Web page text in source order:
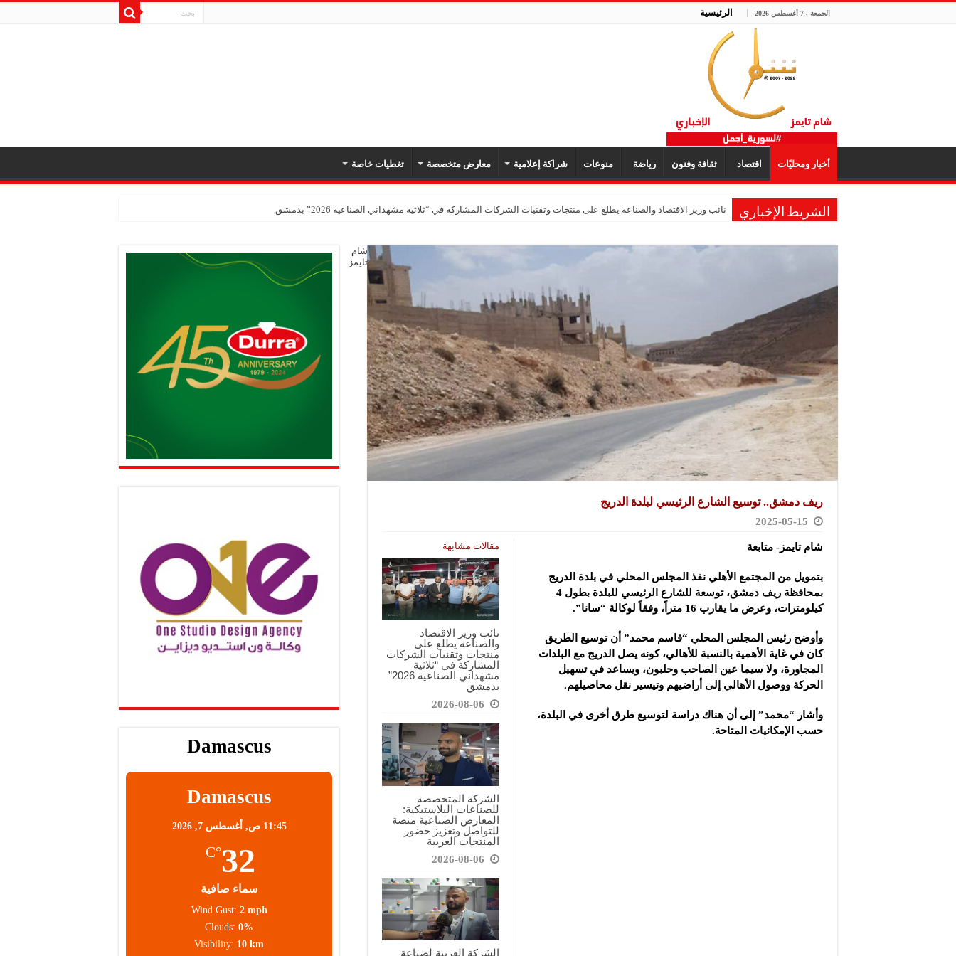
الجمعة , 7 أغسطس 2026 الرئيسية
أخبار ومحليّات اقتصاد ثقافة وفنون رياضة منوعات شراكة إعلامية معارض متخصصة تغطيات خاصة
الشريط الإخباري نائب وزير الاقتصاد والصناعة يطلع على منتجات وتقنيات الشركات المشاركة في “ثلاثية مشهداني الصناعية 2026” بدمشق
ريف دمشق.. توسيع الشارع الرئيسي لبلدة الدريج
2025-05-15
مقالات مشابهة
نائب وزير الاقتصاد
والصناعة يطلع على
منتجات وتقنيات الشركات
المشاركة في “ثلاثية
مشهداني الصناعية 2026”
بدمشق
2026-08-06
الشركة المتخصصة
للصناعات البلاستيكية:
المعارض الصناعية منصة
للتواصل وتعزيز حضور
المنتجات العربية
2026-08-06
الشركة العربية لصناعة
شام تايمز- متابعة
بتمويل من المجتمع الأهلي نفذ المجلس المحلي في بلدة الدريج
بمحافظة ريف دمشق
، توسعة للشارع الرئيسي للبلدة بطول 4
كيلومترات، وعرض ما يقارب 16 متراً، وفقاً لوكالة “سانا”.
وأوضح رئيس المجلس المحلي “قاسم محمد” أن توسيع الطريق
كان في غاية الأهمية بالنسبة للأهالي، كونه يصل الدريج مع البلدات
المجاورة، ولا سيما عين الصاحب وحلبون، ويساعد في تسهيل
الحركة ووصول الأهالي إلى أراضيهم وتيسير نقل محاصيلهم.
وأشار “محمد” إلى أن هناك دراسة لتوسيع طرق أخرى في البلدة،
حسب الإمكانيات المتاحة.
Damascus
Damascus
11:45 ص, أغسطس 7, 2026
32
°C
سماء صافية
Wind Gust: 2 mph
Clouds: 0%
Visibility: 10 km
شام
تايمز